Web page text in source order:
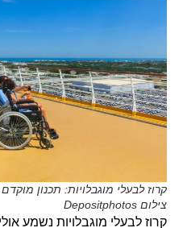
קרוז לבעלי מוגבלויות: תכנון
צילום Depositphotos
קרוז לבעלי מוגבלויות נשמע